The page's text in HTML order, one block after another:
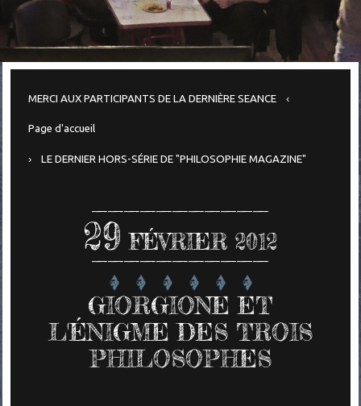
MERCI AUX PARTICIPANTS DE LA DERNIÈRE SEANCE
Page d'accueil
LE DERNIER HORS-SÉRIE DE "PHILOSOPHIE MAGAZINE"
29 FÉVRIER 2012
GIORGIONE ET
L'ÉNIGME DES TROIS
PHILOSOPHES